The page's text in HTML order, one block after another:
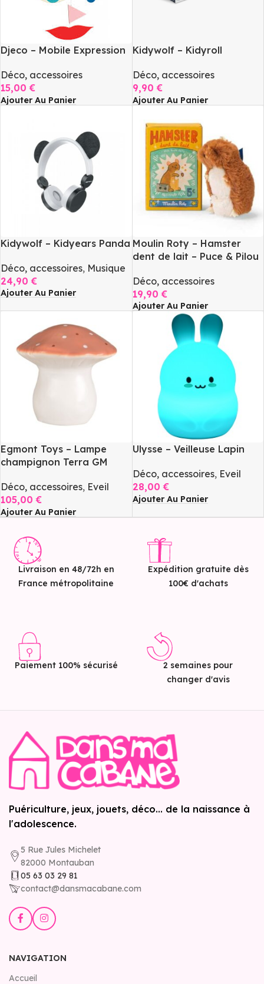
Djeco – Mobile Expression
Déco, accessoires
15,00€
Ajouter Au Panier
Kidywolf – Kidyroll
Déco, accessoires
9,90€
Ajouter Au Panier
Kidywolf – Kidyears Panda
Déco, accessoires, Musique
24,90€
Ajouter Au Panier
Moulin Roty – Hamster
dent de lait – Puce & Pilou
Déco, accessoires
19,90€
Ajouter Au Panier
Egmont Toys – Lampe
champignon Terra GM
Déco, accessoires, Eveil
105,00€
Ajouter Au Panier
Ulysse – Veilleuse Lapin
Déco, accessoires, Eveil
28,00€
Ajouter Au Panier
Livraison en 48/72h en
France métropolitaine
Expédition gratuite dès
100€ d'achats
Paiement 100% sécurisé
2 semaines pour
changer d'avis
Puériculture, jeux, jouets, déco... de la naissance à
l'adolescence.
5 Rue Jules Michelet
82000 Montauban
05 63 03 29 81
contact@dansmacabane.com
NAVIGATION
Accueil